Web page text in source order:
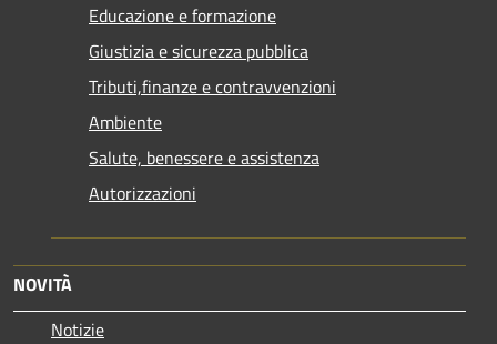
Educazione e formazione
Giustizia e sicurezza pubblica
Tributi,finanze e contravvenzioni
Ambiente
Salute, benessere e assistenza
Autorizzazioni
NOVITÀ
Notizie